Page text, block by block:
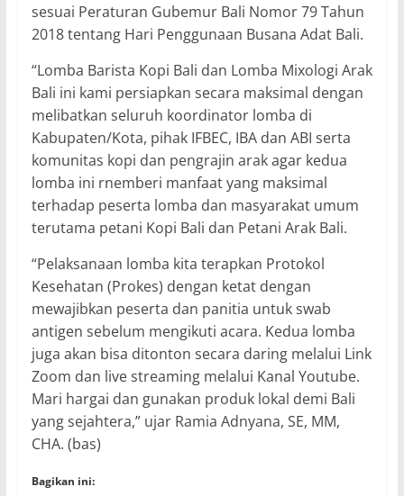
sesuai Peraturan Gubemur Bali Nomor 79 Tahun
2018 tentang Hari Penggunaan Busana Adat Bali.
“Lomba Barista Kopi Bali dan Lomba Mixologi Arak
Bali ini kami persiapkan secara maksimal dengan
melibatkan seluruh koordinator lomba di
Kabupaten/Kota, pihak IFBEC, IBA dan ABI serta
komunitas kopi dan pengrajin arak agar kedua
lomba ini rnemberi manfaat yang maksimal
terhadap peserta lomba dan masyarakat umum
terutama petani Kopi Bali dan Petani Arak Bali.
“Pelaksanaan lomba kita terapkan Protokol
Kesehatan (Prokes) dengan ketat dengan
mewajibkan peserta dan panitia untuk swab
antigen sebelum mengikuti acara. Kedua lomba
juga akan bisa ditonton secara daring melalui Link
Zoom dan live streaming melalui Kanal Youtube.
Mari hargai dan gunakan produk lokal demi Bali
yang sejahtera,” ujar Ramia Adnyana, SE, MM,
CHA. (bas)
Bagikan ini: